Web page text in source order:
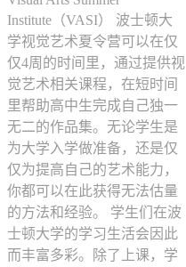
Institute（VASI） 波士顿大
学视觉艺术夏令营可以在仅
仅4周的时间里，通过提供视
觉艺术相关课程，在短时间
里帮助高中生完成自己独一
无二的作品集。无论学生是
为大学入学做准备，还是仅
仅为提高自己的艺术能力，
你都可以在此获得无法估量
的方法和经验。 学生们在波
士顿大学的学习生活会因此
而丰富多彩。除了上课，学